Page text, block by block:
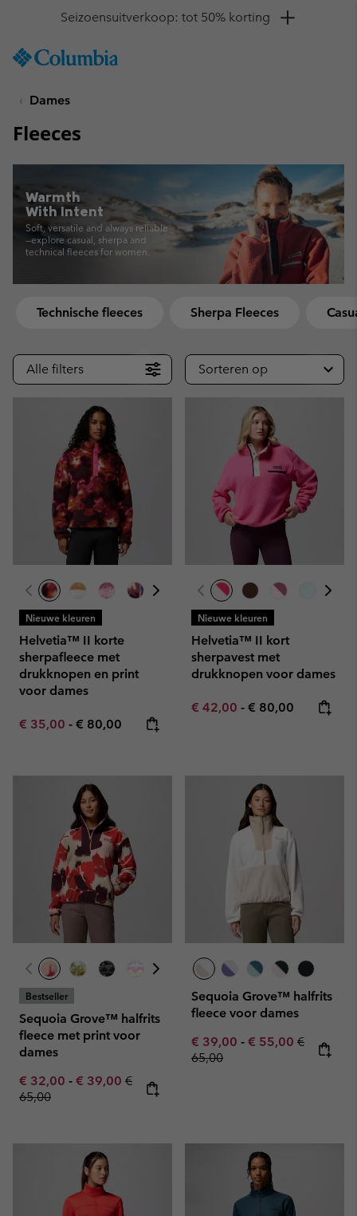
TO
SKIP
MAIN
TO
SEARCH
Krijg 10% korting
Dames
Fleeces
Warmth
With Intent
Soft, versatile and always reliable
—explore casual, sherpa and
technical fleeces for women.
Technische fleeces Sherpa Fleeces
Alle filters Sorteren op
Nieuwe kleuren
Helvetia™ II korte
sherpafleece met
drukknopen en print
voor dames
Minimum sale price:
€ 35,00 - Maximum price:
€ 80,00
Nieuwe kleuren
Helvetia™ II kort
sherpavest met
drukknopen voor dames
Minimum sale price:
€ 42,00 - Maximum price:
€ 80,00
Bestseller
Sequoia Grove™ halfrits
fleece met print voor
dames
Minimum sale price:
€ 32,00 - Maximum sale price:
€ 39,00 Regular price:
€
65,00
Sequoia Grove™ halfrits
fleece voor dames
Minimum sale price:
€ 39,00 - Maximum sale
€ 55,00 Regular
€
65,00